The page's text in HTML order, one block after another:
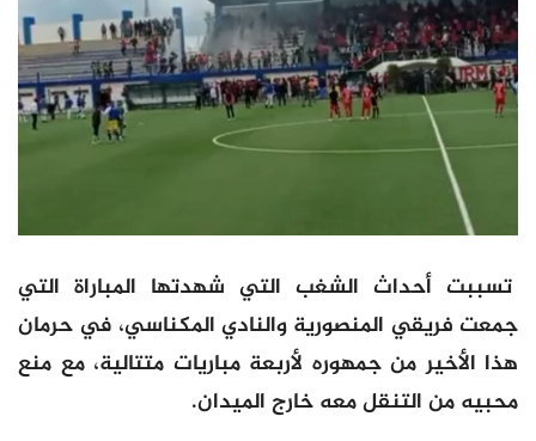
تسببت أحداث الشغب التي شهدتها المباراة التي
جمعت فريقي المنصورية والنادي المكناسي، في حرمان
هذا الأخير من جمهوره لأربعة مباريات متتالية، مع منع
محبيه من التنقل معه خارج الميدان.